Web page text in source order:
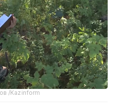
/Kazinform